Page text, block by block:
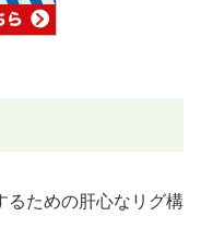
るための肝心なリグ構